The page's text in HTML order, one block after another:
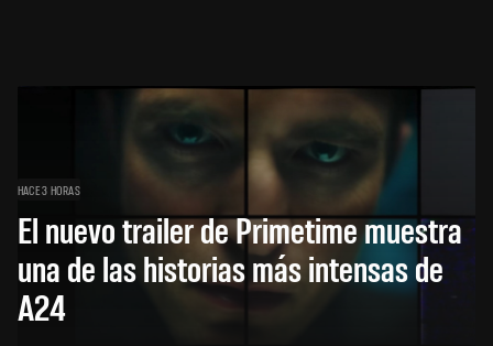
HACE 3 HORAS
El nuevo trailer de Primetime muestra
una de las historias más intensas de
A24